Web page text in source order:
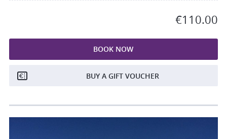
€110.00
BOOK NOW
BUY A GIFT VOUCHER